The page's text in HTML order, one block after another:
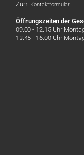
Zum Kontaktformular
Öffnungszeiten der
09.00 - 12.15 Uhr
13.45 - 16.00 Uhr